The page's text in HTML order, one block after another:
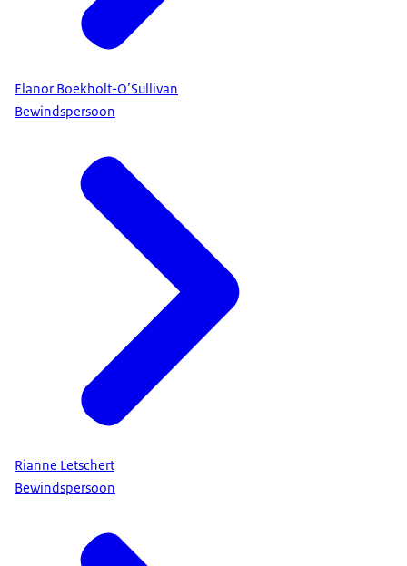
Elanor Boekholt-O’Sullivan
Bewindspersoon
Rianne Letschert
Bewindspersoon